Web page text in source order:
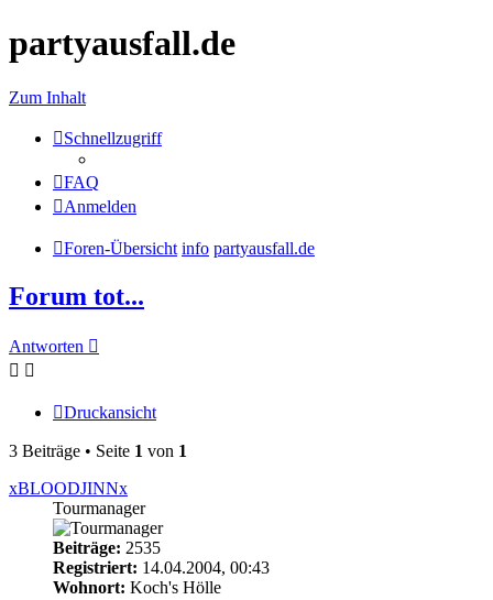
partyausfall.de
Zum Inhalt
Schnellzugriff
FAQ
Anmelden
Foren-Übersicht info partyausfall.de
Forum tot...
Antworten
Druckansicht
3 Beiträge • Seite 1 von 1
xBLOODJINNx
Tourmanager
Beiträge: 2535
Registriert: 14.04.2004, 00:43
Wohnort: Koch's Hölle